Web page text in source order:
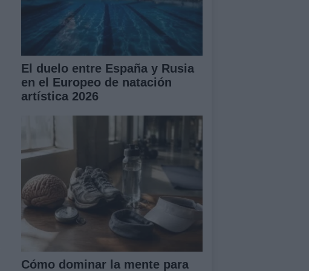
El duelo entre España y Rusia
en el Europeo de natación
artística 2026
Cómo dominar la mente para